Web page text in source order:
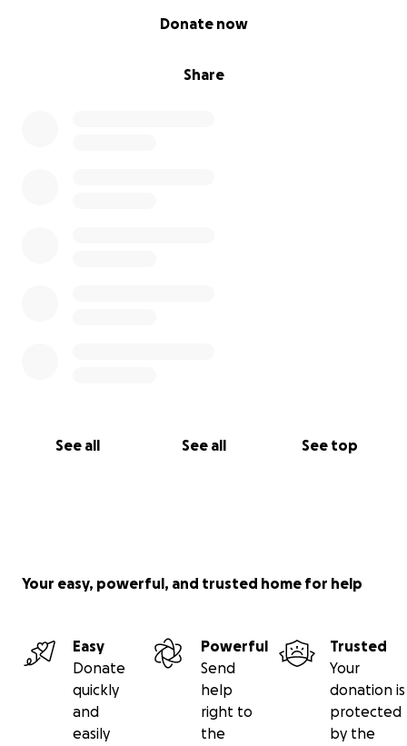
Share
Donate now
See all See all See top
Your easy, powerful, and trusted home for help
Easy
Donate
quickly
and
easily
Powerful
Send
help
right to
the
Trusted
Your
donation is
protected
by the